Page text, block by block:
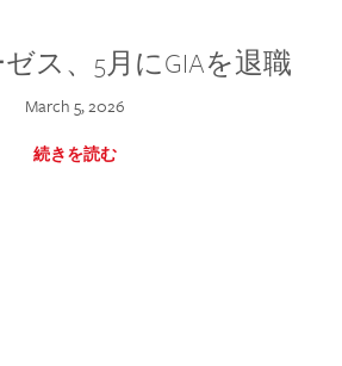
ス、5月にGIAを退職
March 5, 2026
続きを読む